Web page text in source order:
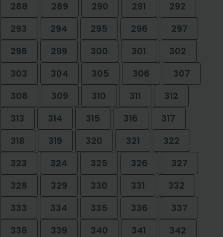
288
289 290 291
292
293
294 295 296
297
298
299 300 301
302
303
304 305 306
307
308
309 310 311
312
313
314 315 316
317
318
319 320 321
322
323
324 325 326
327
328
329 330 331
332
333
334 335 336
337
338
339 340 341
342